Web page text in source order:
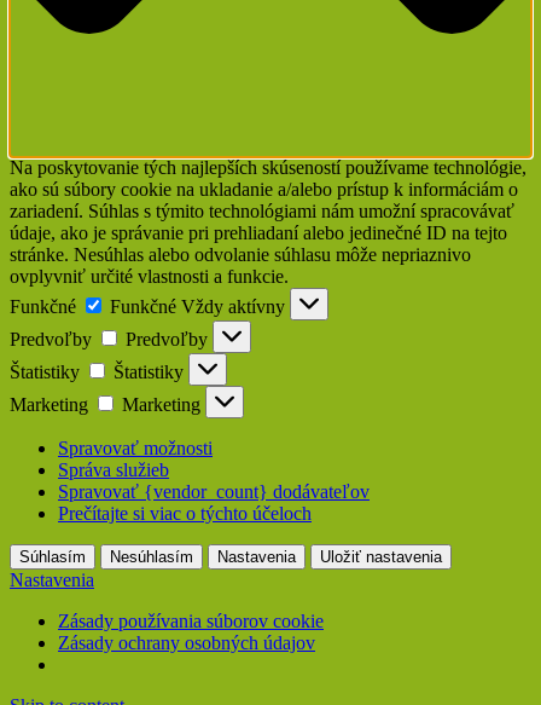
Na poskytovanie tých najlepších skúseností používame technológie,
ako sú súbory cookie na ukladanie a/alebo prístup k informáciám o
zariadení. Súhlas s týmito technológiami nám umožní spracovávať
údaje, ako je správanie pri prehliadaní alebo jedinečné ID na tejto
stránke. Nesúhlas alebo odvolanie súhlasu môže nepriaznivo
ovplyvniť určité vlastnosti a funkcie.
Funkčné
Funkčné Vždy aktívny
Predvoľby
Predvoľby
Štatistiky
Štatistiky
Marketing
Marketing
Spravovať možnosti
Správa služieb
Spravovať {vendor_count} dodávateľov
Prečítajte si viac o týchto účeloch
Súhlasím Nesúhlasím Nastavenia Uložiť nastavenia
Nastavenia
Zásady používania súborov cookie
Zásady ochrany osobných údajov